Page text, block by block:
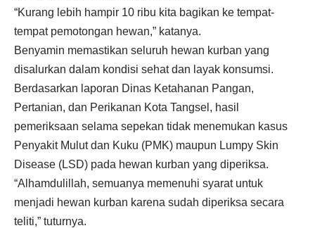
“Kurang lebih hampir 10 ribu kita bagikan ke tempat-
tempat pemotongan hewan,” katanya.
Benyamin memastikan seluruh hewan kurban yang
disalurkan dalam kondisi sehat dan layak konsumsi.
Berdasarkan laporan Dinas Ketahanan Pangan,
Pertanian, dan Perikanan Kota Tangsel, hasil
pemeriksaan selama sepekan tidak menemukan kasus
Penyakit Mulut dan Kuku (PMK) maupun Lumpy Skin
Disease (LSD) pada hewan kurban yang diperiksa.
“Alhamdulillah, semuanya memenuhi syarat untuk
menjadi hewan kurban karena sudah diperiksa secara
teliti,” tuturnya.